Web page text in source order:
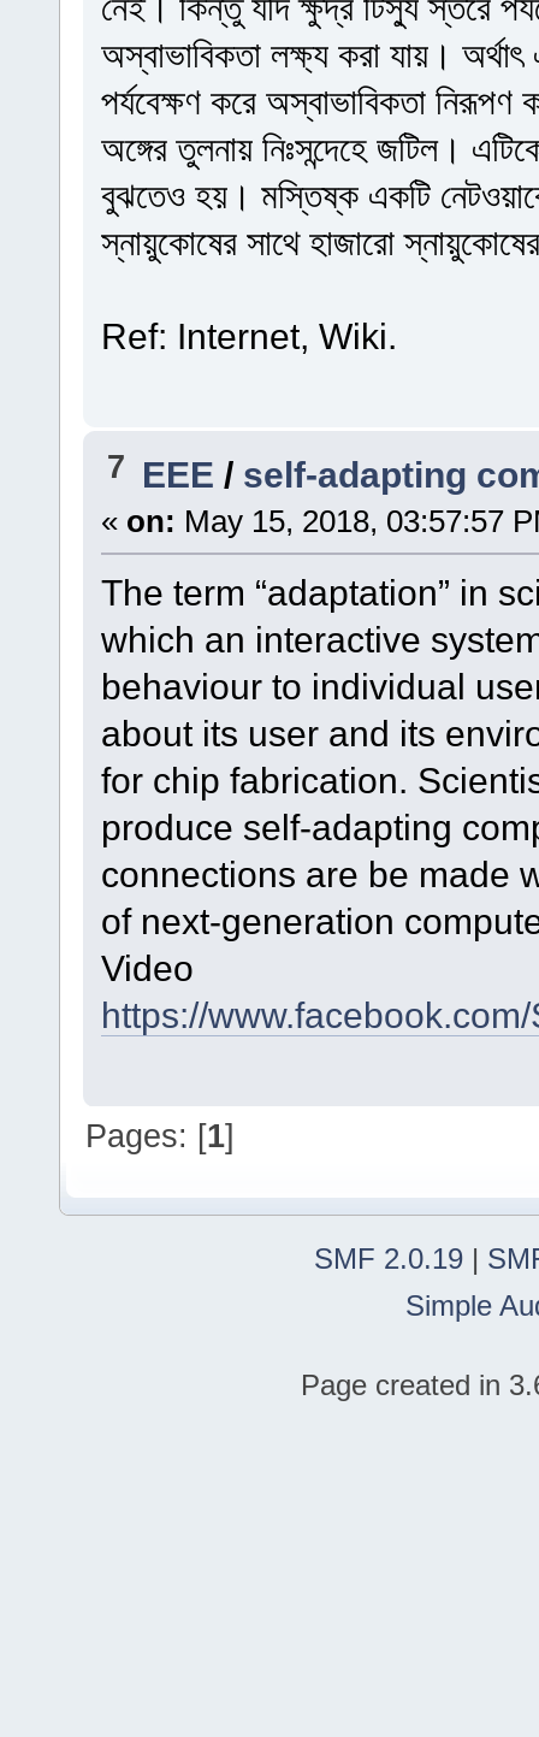
অস্বাভাবিকতা লক্ষ্য করা যায়।
পর্যবেক্ষণ করে অস্বাভাবিকতা
অঙ্গের তুলনায় নিঃসন্দেহে জটিল।
বুঝতেও হয়। মস্তিষ্ক একটি
স্নায়ুকোষের সাথে হাজারো
Ref: Internet, Wiki.
7 EEE / self-adapting
« on: May 15, 2018, 03:57:57
The term “adaptation” in
which an interactive
behaviour to individual
about its user and its
for chip fabrication.
produce self-adapting
connections are be made
of next-generation
Video
https://
Pages: [1]
SMF 2.0.19 |
Simple
Page created in